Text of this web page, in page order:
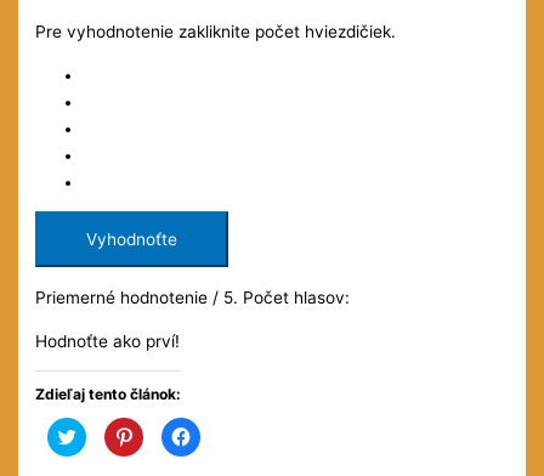
Pre vyhodnotenie zakliknite počet hviezdičiek.
Vyhodnoťte
Priemerné hodnotenie / 5. Počet hlasov:
Hodnoťte ako prví!
Zdieľaj tento článok:
Kliknite
pre
zdieľanie
Kliknite
pre
zdieľanie
Kliknite
pre